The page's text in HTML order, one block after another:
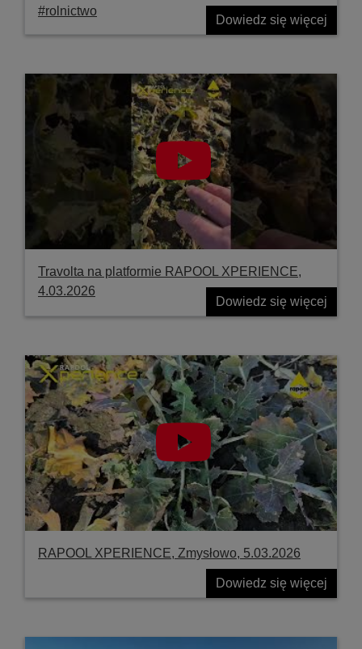
#rolnictwo
Dowiedz się więcej
Travolta na platformie RAPOOL XPERIENCE,
4.03.2026
Dowiedz się więcej
RAPOOL XPERIENCE, Zmysłowo, 5.03.2026
Dowiedz się więcej